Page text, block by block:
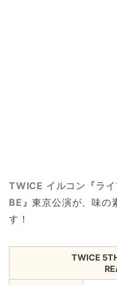
TWICE イルコン『ラ
BE』東京公演が、味の
す！
TWICE